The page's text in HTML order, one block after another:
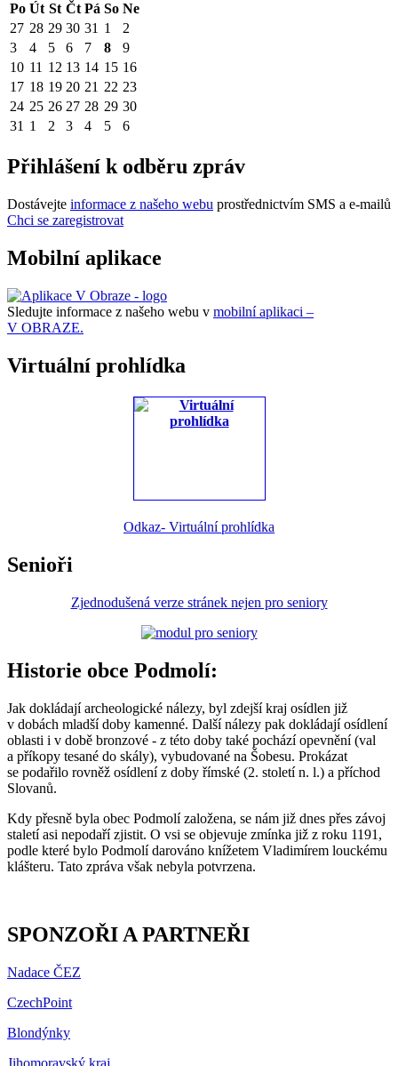
Po Út St Čt Pá So Ne
27 28 29 30 31 1
2
3
4 5 6 7 8
9
10 11 12 13 14 15 16
17 18 19 20 21 22 23
24 25 26 27 28 29 30
31 1 2 3 4 5 6
Přihlášení k odběru zpráv
Dostávejte informace z našeho webu prostřednictvím SMS a e-mailů
Chci se zaregistrovat
Mobilní aplikace
Sledujte informace z našeho webu v mobilní aplikaci –
V OBRAZE.
Virtuální prohlídka
Odkaz- Virtuální prohlídka
Senioři
Zjednodušená verze stránek nejen pro seniory
Historie obce Podmolí:
Jak dokládají archeologické nálezy, byl zdejší kraj osídlen již
v dobách mladší doby kamenné. Další nálezy pak dokládají osídlení
oblasti i v době bronzové - z této doby také pochází opevnění (val
a příkopy tesané do skály), vybudované na Šobesu. Prokázat
se podařilo rovněž osídlení z doby římské (2. století n. l.) a příchod
Slovanů.
Kdy přesně byla obec Podmolí založena, se nám již dnes přes závoj
staletí asi nepodaří zjistit. O vsi se objevuje zmínka již z roku 1191,
podle které bylo Podmolí darováno knížetem Vladimírem louckému
klášteru. Tato zpráva však nebyla potvrzena.
SPONZOŘI A PARTNEŘI
Nadace ČEZ
CzechPoint
Blondýnky
Jihomoravský kraj